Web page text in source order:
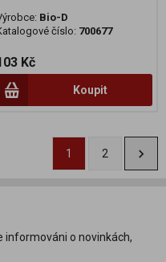
Bio-D
číslo: 700677
Kč
Koupit
1 2
informováni o novinkách,